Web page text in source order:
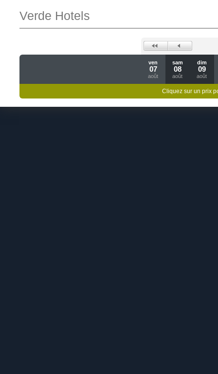
Verde Hotels
ven
07
août
sam
08
août
dim
09
août
Cliquez sur un prix